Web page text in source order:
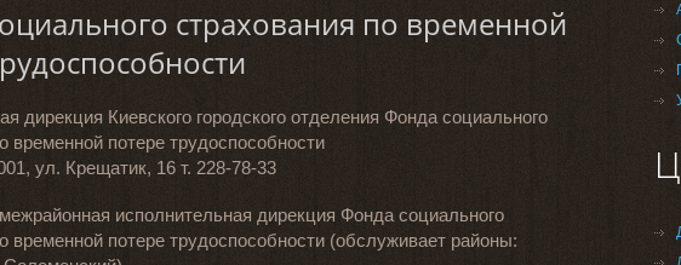
страхования по временной
дирекция Киевского городского отделения Фонда социального
временной потере трудоспособности
ул. Крещатик, 16 т. 228-78-33
исполнительная дирекция Фонда социального
временной потере трудоспособности (обслуживает районы: